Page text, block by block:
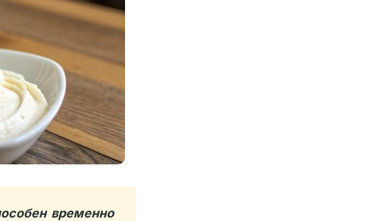
временно